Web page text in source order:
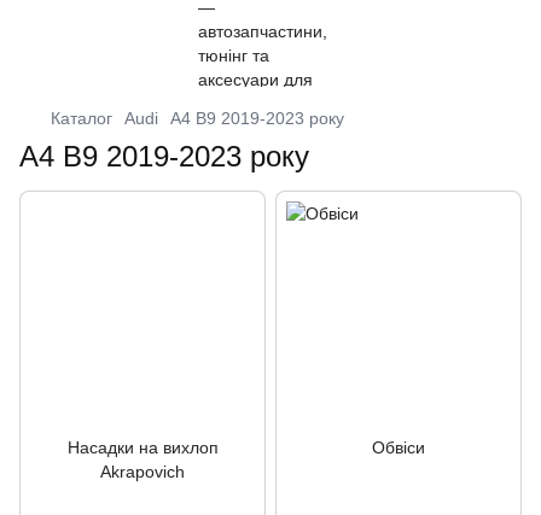
Каталог Audi A4 B9 2019-2023 року
A4 B9 2019-2023 року
Насадки на вихлоп
Akrapovich
Обвіси